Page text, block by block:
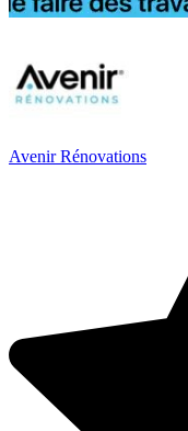
Avenir Rénovations